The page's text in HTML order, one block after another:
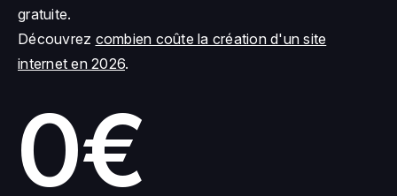
gratuite.
Découvrez combien coûte la création d'un site
internet en 2026.
0€